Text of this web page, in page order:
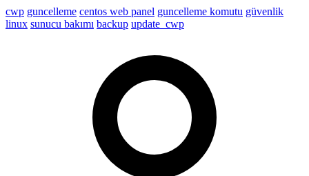
cwp guncelleme centos web panel guncelleme komutu güvenlik
linux sunucu bakımı backup update_cwp